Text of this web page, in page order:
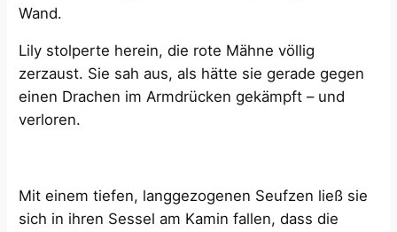
Wand.
Lily stolperte herein, die rote Mähne völlig
zerzaust. Sie sah aus, als hätte sie gerade gegen
einen Drachen im Armdrücken gekämpft – und
verloren.
Mit einem tiefen, langgezogenen Seufzen ließ sie
sich in ihren Sessel am Kamin fallen, dass die